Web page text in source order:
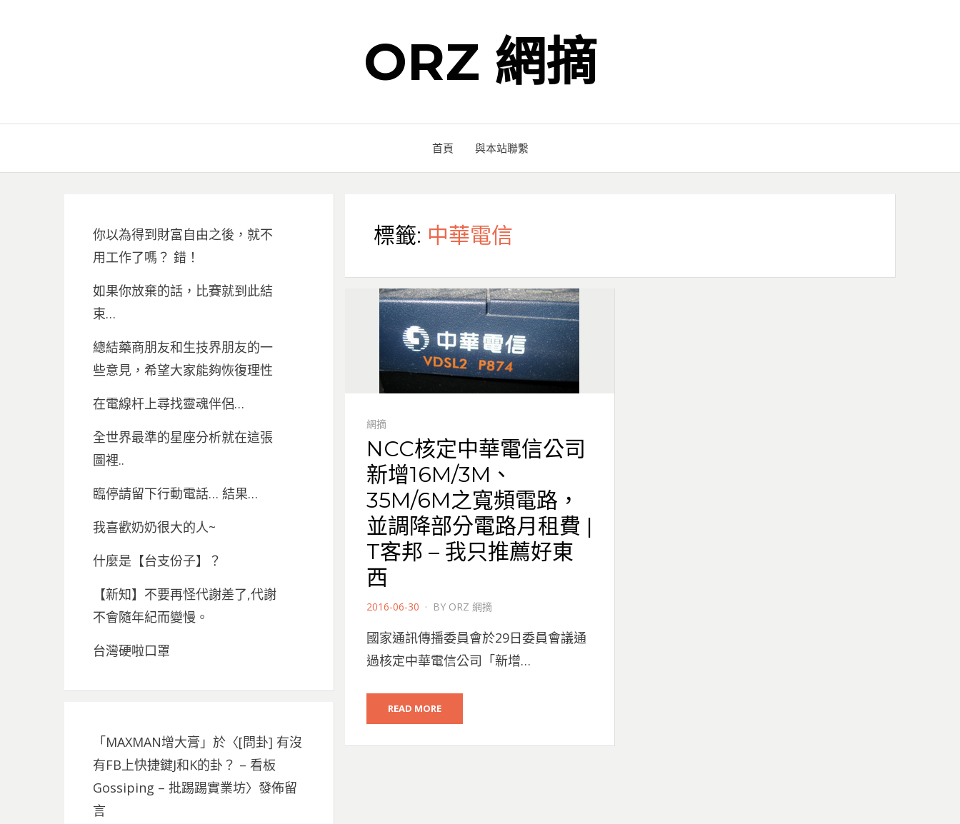
ORZ 網摘
首頁 與本站聯繫
標籤: 中華電信
網摘
NCC核定中華電信公司
新增16M/3M、
35M/6M之寬頻電路，
並調降部分電路月租費 |
T客邦 – 我只推薦好東
西
POSTED
2016-06-30 BY ORZ 網摘
國家通訊傳播委員會於29日委員會議通
過核定中華電信公司「新增…
READ MORE
你以為得到財富自由之後，就不
用工作了嗎？ 錯！
如果你放棄的話，比賽就到此結
束…
總結藥商朋友和生技界朋友的一
些意見，希望大家能夠恢復理性
在電線杆上尋找靈魂伴侶…
全世界最準的星座分析就在這張
圖裡..
臨停請留下行動電話… 結果…
我喜歡奶奶很大的人~
什麼是【台支份子】？
【新知】不要再怪代謝差了,代謝
不會隨年紀而變慢。
台灣硬啦口罩
「MAXMAN增大膏 」於〈[問卦] 有沒
有FB上快捷鍵J和K的卦？ – 看板
Gossiping – 批踢踢實業坊〉發佈留
言